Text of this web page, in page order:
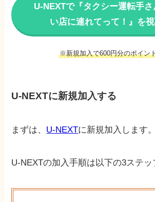
U-NEXTで『タクシー運転手さ
い店に連れてって！』を
※新規加入で600円分のポイン
U-NEXTに新規加入する
まずは、 U-NEXTに新規加入します。
U-NEXTの加入手順は以下の3ステッ